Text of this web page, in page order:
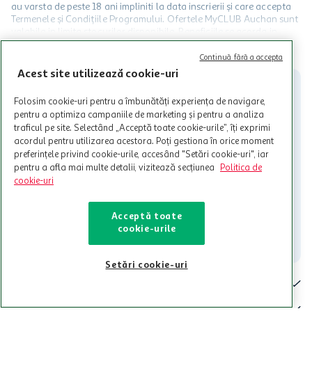
au varsta de peste 18 ani impliniti la data inscrierii și care accepta
Termenele și Condițiile Programului. Ofertele MyCLUB Auchan sunt
limita a 12 unitati / card client o singura data in perioada promotiei.
Cardul poate fi utilizat doar in legatura cu magazinele Auchan
participante și pentru acțiuni promotionale indicate de Auchan si
nu raspunde pentru imposibilitatea utilizarii Cardului in perioada in
care aceste este suspendat sau in perioada in care sunt efectuate
intretineri sau reparatii tehnice la sistemul de utilizarea al Cardului.
Contacteaza-ne!
021-9141 contact@auchan.ro
Contact
Cine suntem
Acest site utilizează cookie-uri
Folosim cookie-uri pentru a îmbunătăți experiența de navigare,
pentru a optimiza campaniile de marketing și pentru a analiza
traficul pe site. Selectând „Acceptă toate cookie-urile”, îți exprimi
acordul pentru utilizarea acestora. Poți gestiona în orice moment
preferințele privind cookie-urile, accesând "Setări cookie-uri", iar
pentru a afla mai multe detalii, vizitează secțiunea
Politica de
cookie-uri
Acceptă toate
cookie-urile
Setări cookie-uri
Continuă fără a accepta